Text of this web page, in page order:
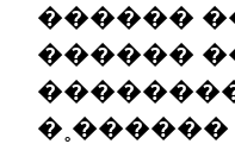
������
������
�˳������